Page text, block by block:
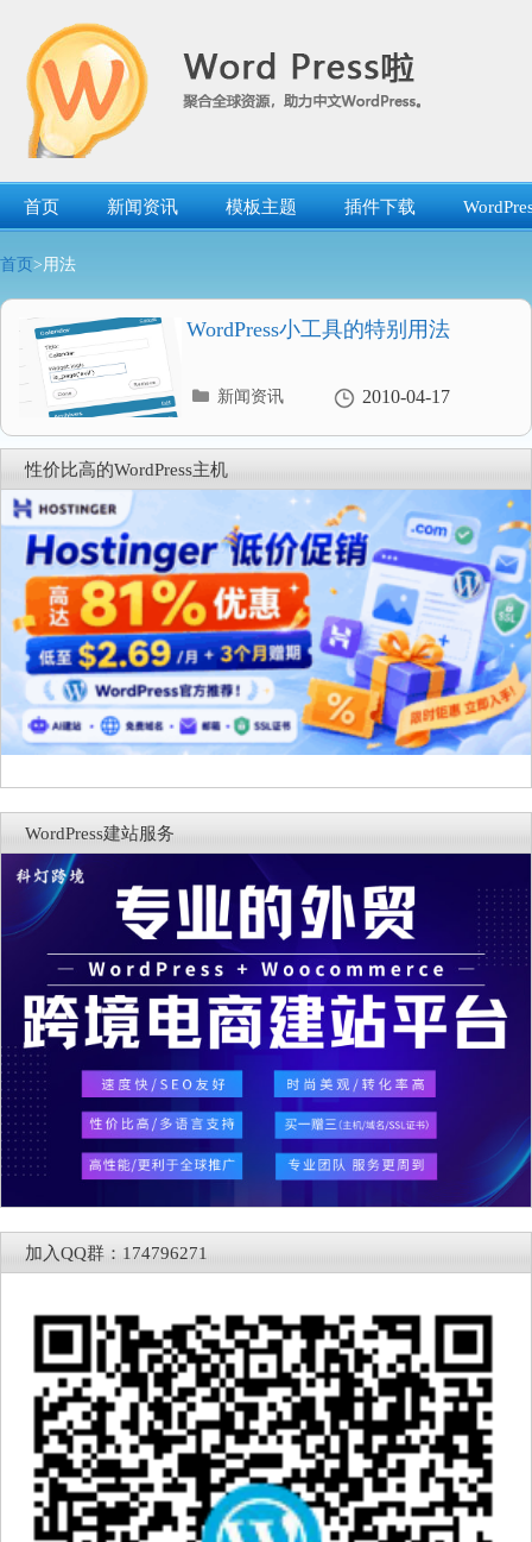
首页 新闻资讯 模板主题 插件下载
首页 >用法
WordPress小工具的特别用法
2010-04-17
分
录
新闻资讯
性价比高的WordPress主机
WordPress建站服务
加入QQ群：174796271